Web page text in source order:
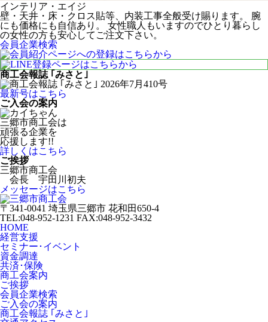
インテリア・エイジ
壁・天井・床・クロス貼等、内装工事全般受け賜ります。 腕
にも価格にも自信あり。 女性職人もいますのでひとり暮らし
の女性の方も安心してご注文下さい。
会員企業検索
商工会報誌 ｢みさと｣
最新号はこちら
ご入会の案内
三郷市商工会は
頑張る企業を
応援します!!
詳しくはこちら
ご挨拶
三郷市商工会
会長 宇田川初夫
メッセージはこちら
〒341-0041 埼玉県三郷市 花和田650-4
TEL:048-952-1231 FAX:048-952-3432
HOME
経営支援
セミナー･イベント
資金調達
共済･保険
商工会案内
ご挨拶
会員企業検索
ご入会の案内
商工会報誌 ｢みさと｣